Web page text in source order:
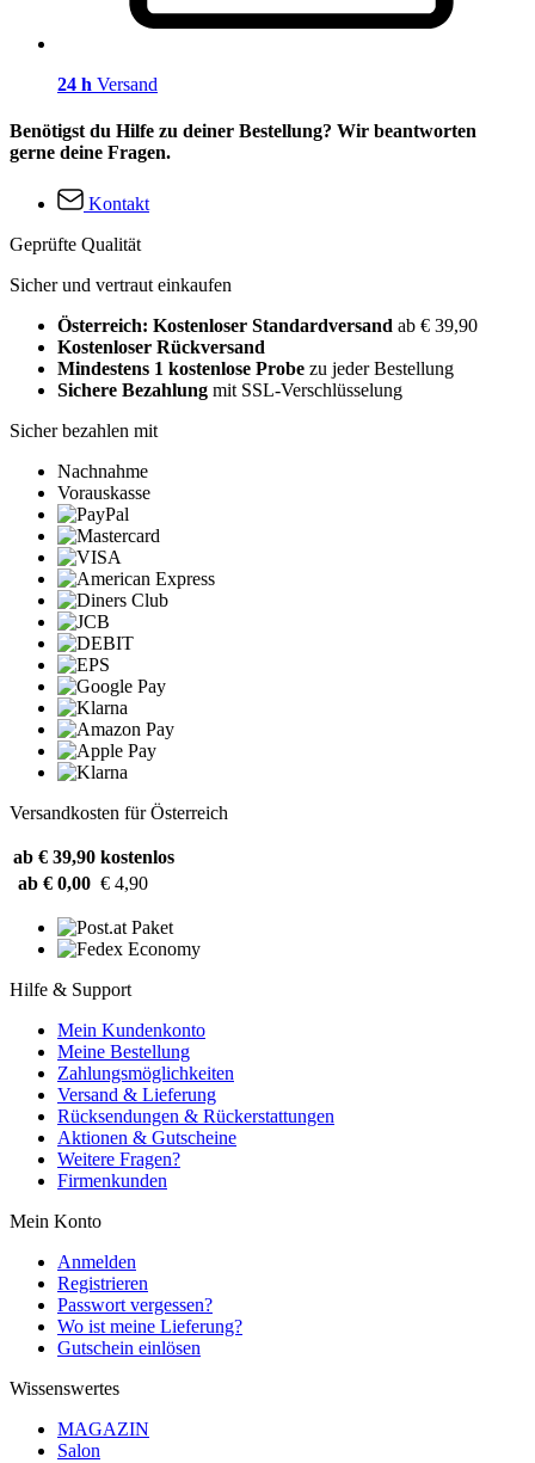
24 h Versand
Benötigst du Hilfe zu deiner Bestellung? Wir beantworten
gerne deine Fragen.
Kontakt
Geprüfte Qualität
Sicher und vertraut einkaufen
Österreich: Kostenloser Standardversand ab € 39,90
Kostenloser Rückversand
Mindestens 1 kostenlose Probe zu jeder Bestellung
Sichere Bezahlung mit SSL-Verschlüsselung
Sicher bezahlen mit
Nachnahme
Vorauskasse
Versandkosten für Österreich
ab € 39,90 kostenlos
ab € 0,00 € 4,90
Hilfe & Support
Mein Kundenkonto
Meine Bestellung
Zahlungsmöglichkeiten
Versand & Lieferung
Rücksendungen & Rückerstattungen
Aktionen & Gutscheine
Weitere Fragen?
Firmenkunden
Mein Konto
Anmelden
Registrieren
Passwort vergessen?
Wo ist meine Lieferung?
Gutschein einlösen
Wissenswertes
MAGAZIN
Salon